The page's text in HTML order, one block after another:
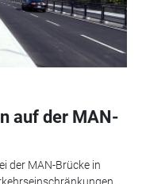
auf der MAN-
der MAN-Brücke in